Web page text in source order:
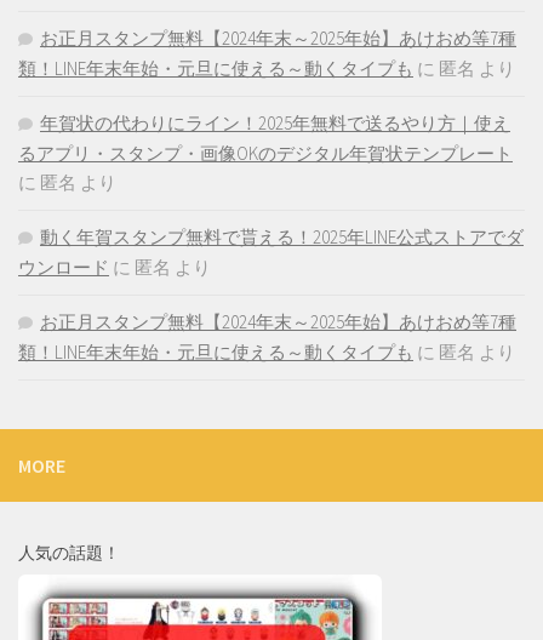
お正月スタンプ無料【2024年末～2025年始】あけおめ等7種
類！LINE年末年始・元旦に使える～動くタイプも に 匿名 より
年賀状の代わりにライン！2025年無料で送るやり方｜使え
るアプリ・スタンプ・画像OKのデジタル年賀状テンプレート
に 匿名 より
動く年賀スタンプ無料で貰える！2025年LINE公式ストアでダ
ウンロード に 匿名 より
お正月スタンプ無料【2024年末～2025年始】あけおめ等7種
類！LINE年末年始・元旦に使える～動くタイプも に 匿名 より
MORE
人気の話題！